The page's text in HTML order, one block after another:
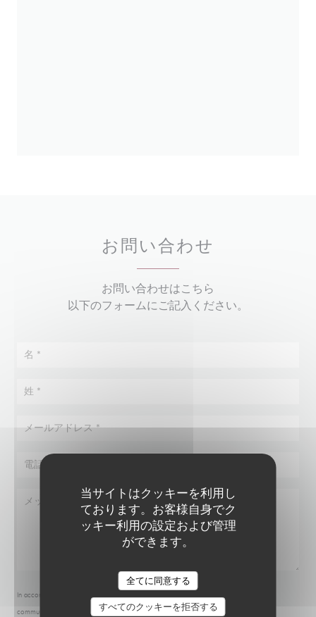
当サイトはクッキーを利用し
ております。お客様自身でク
ッキー利用の設定および管理
ができます。
全てに同意する
すべてのクッキーを拒否する
お問い合わせ
お問い合わせはこちら
以下のフォームにご記入ください。
In accordance with data protection regulations, you have the right to opt out of marketing
communications. UK residents can register with the Telephone Preference Service at